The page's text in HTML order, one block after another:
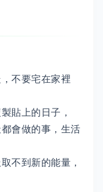
不要宅在家裡
貼上的日子，
會做的事，生活
不到新的能量，